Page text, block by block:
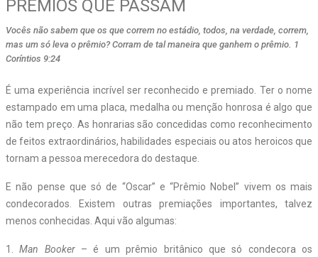
PRÊMIOS QUE PASSAM
Vocês não sabem que os que correm no estádio, todos, na verdade, correm,
mas um só leva o prêmio? Corram de tal maneira que ganhem o prêmio. 1
Coríntios 9:24
É uma experiência incrível ser reconhecido e premiado. Ter o nome
estampado em uma placa, medalha ou menção honrosa é algo que
não tem preço. As honrarias são concedidas como reconhecimento
de feitos extraordinários, habilidades especiais ou atos heroicos que
tornam a pessoa merecedora do destaque.
E não pense que só de “Oscar” e “Prêmio Nobel” vivem os mais
condecorados. Existem outras premiações importantes, talvez
menos conhecidas. Aqui vão algumas:
1.Man Booker– é um prêmio britânico que só condecora os